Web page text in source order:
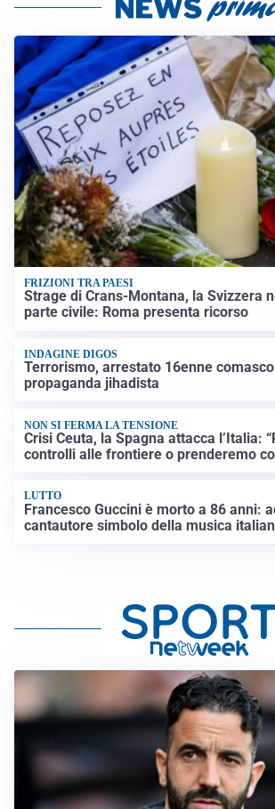
FRIZIONI TRA PAESI
Strage di Crans-Montana, la Svizzera
parte civile: Roma presenta ricorso
INDAGINE DIGOS
Terrorismo, arrestato 16enne
propaganda jihadista
NON SI FERMA LA TENSIONE
Crisi Ceuta, la Spagna attacca l’Italia:
controlli alle frontiere o prenderemo
LUTTO
Francesco Guccini è morto a 86 anni:
cantautore simbolo della musica